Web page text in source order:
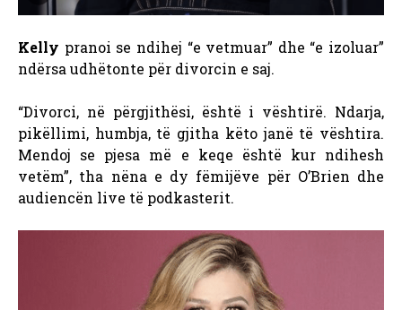
Kelly pranoi se ndihej “e vetmuar” dhe “e izoluar”
ndërsa udhëtonte për divorcin e saj.
“Divorci, në përgjithësi, është i vështirë. Ndarja,
pikëllimi, humbja, të gjitha këto janë të vështira.
Mendoj se pjesa më e keqe është kur ndihesh
vetëm”, tha nëna e dy fëmijëve për O’Brien dhe
audiencën live të podkasterit.